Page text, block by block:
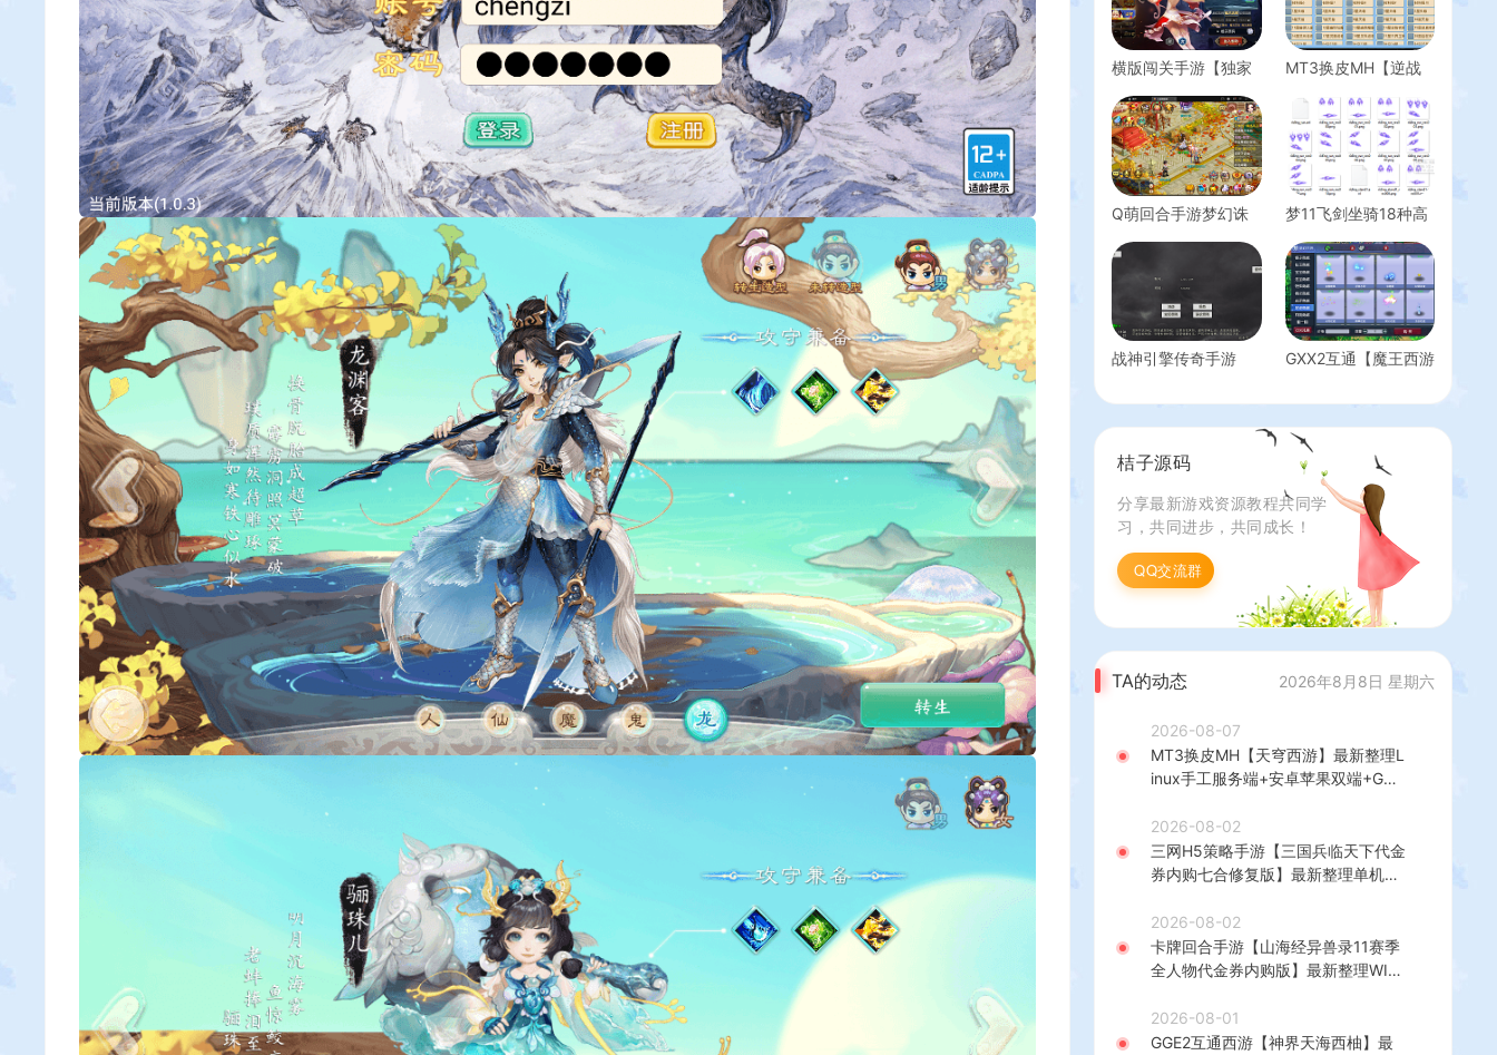
横版闯关手游【独家
整理LINUX手工服务
端+安卓苹果双端
+GM授权后台+详细
搭建教程+视频教程
MT3换皮MH【逆战
版】最新整理Linux手
工服务端+全套源码
+攻略+管理后台+GM
后台+安卓苹果双端
+详细搭建教程
Q萌回合手游梦幻诛
龙】最新整理Linux手
工服务端+安卓+GM
后台+详细搭建教程
梦11飞剑坐骑18种高
战神引擎传奇手游
全新引擎基础版】最
新整理Win系服务端
+详细搭建教程
GXX2互通【魔王西游
机一键即玩端+Win系
服务端+安卓+PC客
户端+全套源码+详细
搭建教程+视频教程
桔子源码
分享最新游戏资源教程共同学
习，共同进步，共同成长！
QQ交流群
TA的动态 2026年8月8日 星期六
2026-08-07
MT3换皮MH【天穹西游】最新整理L
inux手工服务端+安卓苹果双端+GM
教程
2026-08-02
三网H5策略手游【三国兵临天下代金
券内购七合修复版】最新整理单机一
理后台+GM授权后台+简易安卓客户
端+详细搭建教程+视频教程
2026-08-02
卡牌回合手游【山海经异兽录11赛季
全人物代金券内购版】最新整理WIN
+热更修改工具+安卓+详细搭建教程
2026-08-01
GGE2互通西游【神界天海西柚】最